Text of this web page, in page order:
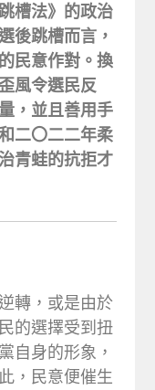
槽法》的政治
後跳槽而言，
民意作對。換
風令選民反
，並且善用手
二〇二二年柔
青蛙的抗拒才
轉，或是由於
的選擇受到扭
自身的形象，
，民意便催生